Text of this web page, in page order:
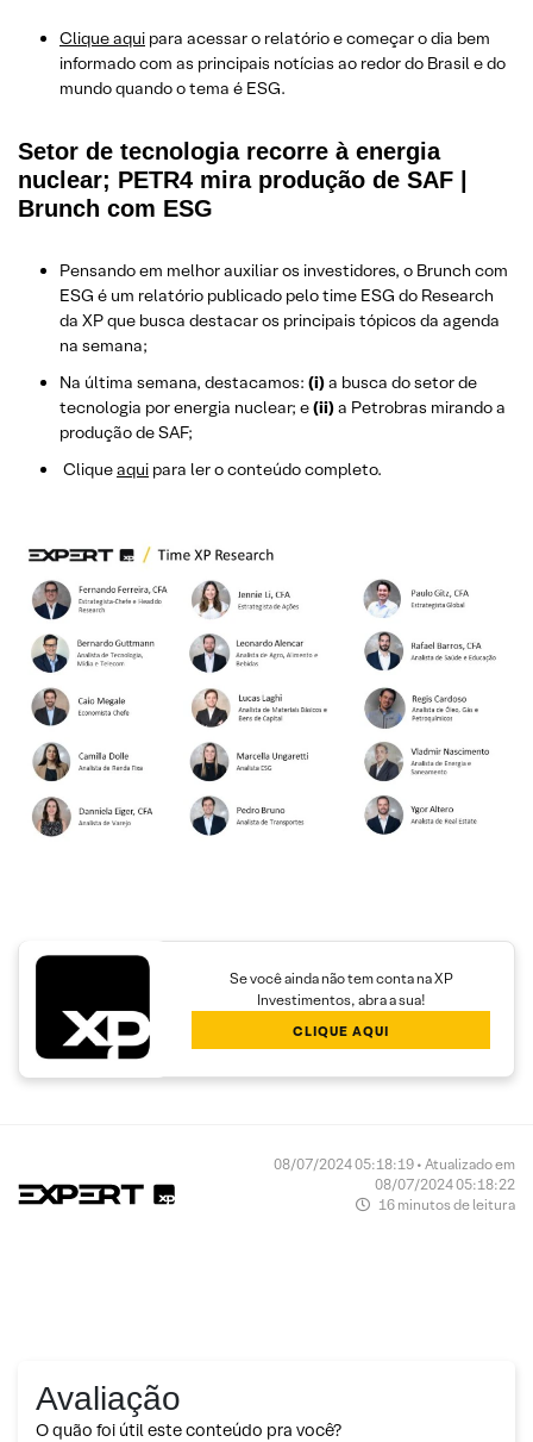
Clique aqui para acessar o relatório e começar o dia bem
informado com as principais notícias ao redor do Brasil e do
mundo quando o tema é ESG.
Setor de tecnologia recorre à energia
nuclear; PETR4 mira produção de SAF |
Brunch com ESG
Pensando em melhor auxiliar os investidores, o Brunch com
ESG é um relatório publicado pelo time ESG do Research
da XP que busca destacar os principais tópicos da agenda
na semana;
Na última semana, destacamos: (i)a busca do setor de
tecnologia por energia nuclear; e(ii)a Petrobras mirando a
produção de SAF;
Cliqueaqui para ler o conteúdo completo.
Se você ainda não tem conta na XP
Investimentos, abra a sua!
CLIQUE AQUI
08/07/2024 05:18:19 • Atualizado em
08/07/2024 05:18:22
16 minutos de leitura
Avaliação
O quão foi útil este conteúdo pra você?